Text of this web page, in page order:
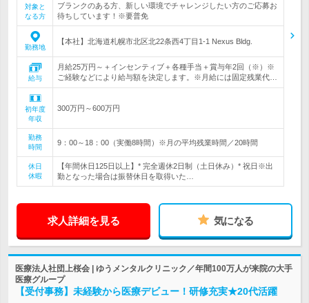
対象と
なる方
ブランクのある方、新しい環境でチャレンジしたい方のご応募お
待ちしています！※要普免
勤務地
【本社】北海道札幌市北区北22条西4丁目1-1 Nexus Bldg.
給与
月給25万円～＋インセンティブ＋各種手当＋賞与年2回（※）※
ご経験などにより給与額を決定します。※月給には固定残業代…
初年度
年収
300万円～600万円
勤務
時間
9：00～18：00（実働8時間）※月の平均残業時間／20時間
休日
休暇
【年間休日125日以上】* 完全週休2日制（土日休み）* 祝日※出
勤となった場合は振替休日を取得いた…
求人詳細を見る 気になる
医療法人社団上桜会 | ゆうメンタルクリニック／年間100万人が来院の大手
医療グループ
【受付事務】未経験から医療デビュー！研修充実★20代活躍